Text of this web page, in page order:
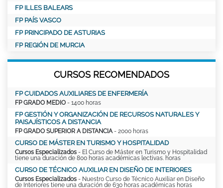
FP ILLES BALEARS
FP PAÍS VASCO
FP PRINCIPADO DE ASTURIAS
FP REGIÓN DE MURCIA
CURSOS RECOMENDADOS
FP CUIDADOS AUXILIARES DE ENFERMERÍA
FP GRADO MEDIO - 1400 horas
FP GESTIÓN Y ORGANIZACIÓN DE RECURSOS NATURALES Y
PAISAJÍSTICOS A DISTANCIA
FP GRADO SUPERIOR A DISTANCIA - 2000 horas
CURSO DE MÁSTER EN TURISMO Y HOSPITALIDAD
Cursos Especializados - El Curso de Máster en Turismo y Hospitalidad
tiene una duración de 800 horas académicas lectivas. horas
CURSO DE TÉCNICO AUXILIAR EN DISEÑO DE INTERIORES
Cursos Especializados - Nuestro Curso de Técnico Auxiliar en Diseño
de Interiores tiene una duración de 630 horas académicas horas